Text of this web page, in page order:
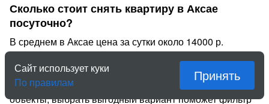
Сколько стоит снять квартиру в Аксае
посуточно?
В среднем в Аксае цена за сутки около 14000 р.
Задайте даты проживания и состав гостей, чтобы
увидеть свободные варианты и сравнить цены. Есть
как недорогое экономичное жильё, так и элитные
объекты, выбрать выгодный вариант поможет фильтр
Сайт использует куки
По правилам
Принять